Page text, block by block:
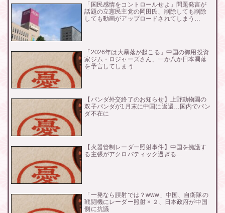
「国民感情をコントロールせよ」問題発言が
話題の立憲民主党の岡田氏、削除しても削除
しても動画がアップロードされてしまう…
「2026年は大暴落が起こる」中国の御用投資
家ジム・ロジャーズさん、一か八か日本凋落
を予言してしまう
【パンダ外交終了のお知らせ】上野動物園の
双子パンダが1月末に中国に返還…国内でパン
ダ不在に
【火器管制レーダー照射事件】中国を擁護す
る主張がアクロバティック過ぎる…
「一発なら誤射では？www」中国、自衛隊の
戦闘機にレーダー照射 × ２、日本政府が中国
側に抗議